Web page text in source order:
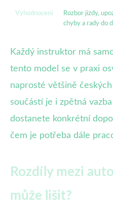
Vyhodnocení
Rozbor jízdy,
chyby a rady do
Každý instruktor má
tento model se v praxi
naprosté většině
součástí je i zpětná
dostanete konkrétní
čem je potřeba dále
Rozdíly mezi
může lišit?